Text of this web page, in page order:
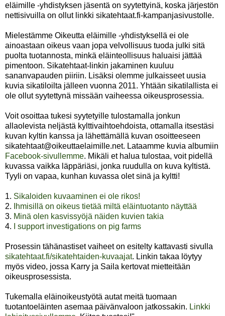
eläimille -yhdistyksen jäsentä on syytettyinä, koska järjestön
nettisivuilla on ollut linkki sikatehtaat.fi-kampanjasivustolle.
Mielestämme Oikeutta eläimille -yhdistyksellä ei ole
ainoastaan oikeus vaan jopa velvollisuus tuoda julki sitä
puolta tuotannosta, minkä eläinteollisuus haluaisi jättää
pimentoon. Sikatehtaat-linkin jakaminen kuuluu
sananvapauden piiriin. Lisäksi olemme julkaisseet uusia
kuvia sikatiloilta jälleen vuonna 2011. Yhtään sikatilallista ei
ole ollut syytettynä missään vaiheessa oikeusprosessia.
Voit osoittaa tukesi syytetyille tulostamalla jonkun
allaolevista neljästä kylttivaihtoehdoista, ottamalla itsestäsi
kuvan kyltin kanssa ja lähettämällä kuvan osoitteeseen
sikatehtaat@oikeuttaelaimille.net. Lataamme kuvia albumiin
Facebook-sivullemme. Mikäli et halua tulostaa, voit pidellä
kuvassa vaikka läppäriäsi, jonka ruudulla on kuva kyltistä.
Tyyli on vapaa, kunhan kuvassa olet sinä ja kyltti!
1. Sikaloiden kuvaaminen ei ole rikos!
2.
Ihmisillä on oikeus tietää miltä eläintuotanto näyttää
3. Minä olen kasvissyöjä näiden kuvien takia
4.
I support investigations on pig farms
Prosessin tähänastiset vaiheet on esitelty kattavasti sivulla
sikatehtaat.fi/sikatehtaiden-kuvaajat. Linkin takaa löytyy
myös video, jossa Karry ja Saila kertovat mietteitään
oikeusprosessista.
Tukemalla eläinoikeustyötä autat meitä tuomaan
tuotantoeläinten asemaa päivänvaloon jatkossakin. Linkki